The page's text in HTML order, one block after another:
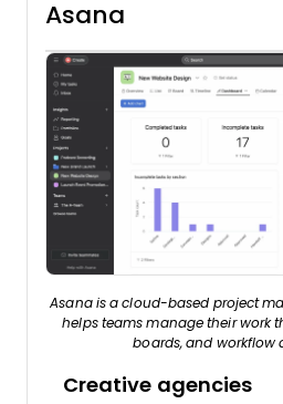
Asana
Asana is a cloud-based project
helps teams manage their work
boards, and workflow
Creative agencies